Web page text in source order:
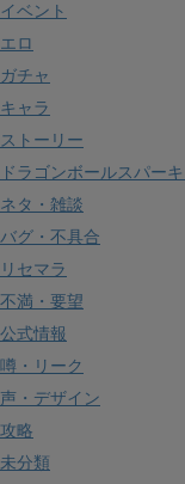
イベント
エロ
ガチャ
キャラ
ストーリー
ドラゴンボールスパー
ネタ・雑談
バグ・不具合
リセマラ
不満・要望
公式情報
噂・リーク
声・デザイン
攻略
未分類